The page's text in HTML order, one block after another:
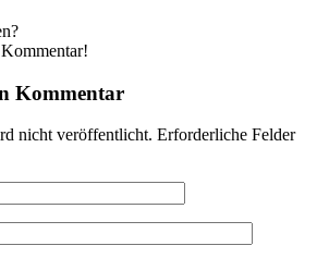
Kommentar
nicht veröffentlicht. Erforderliche Felder